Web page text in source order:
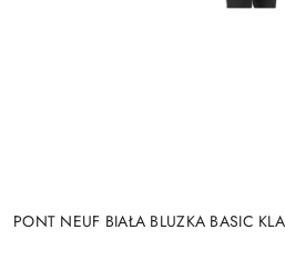
PONT NEUF BIAŁA BLUZKA BASIC